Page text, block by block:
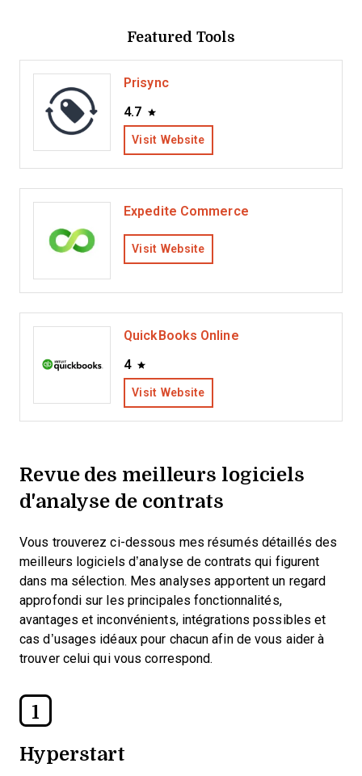
Featured Tools
Prisync
4.7
Visit Website
Expedite Commerce
Visit Website
QuickBooks Online
4
Visit Website
Revue des meilleurs logiciels
d'analyse de contrats
Vous trouverez ci-dessous mes résumés détaillés des
meilleurs logiciels d’analyse de contrats qui figurent
dans ma sélection. Mes analyses apportent un regard
approfondi sur les principales fonctionnalités,
avantages et inconvénients, intégrations possibles et
cas d’usages idéaux pour chacun afin de vous aider à
trouver celui qui vous correspond.
1
Hyperstart